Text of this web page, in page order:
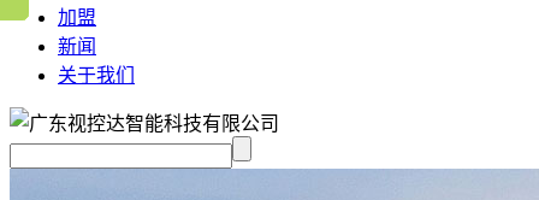
加盟
新闻
关于我们